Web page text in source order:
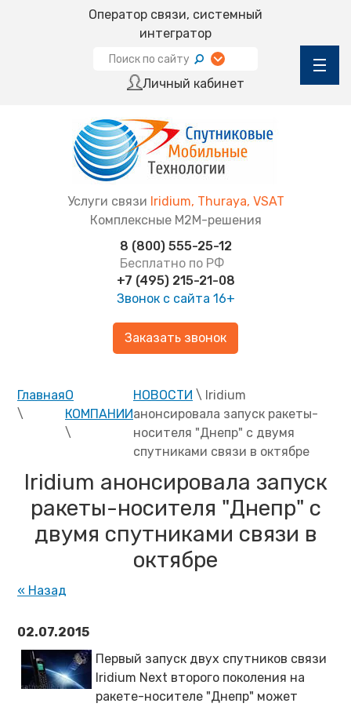
Оператор связи, системный
интегратор
Личный кабинет
Услуги связи Iridium, Thuraya, VSAT
Комплексные М2М-решения
8 (800) 555-25-12
Бесплатно по РФ
+7 (495) 215-21-08
Звонок с сайта 16+
Заказать звонок
Главная
\
О
КОМПАНИИ
\
НОВОСТИ \ Iridium
анонсировала запуск ракеты-
носителя "Днепр" с двумя
спутниками связи в октябре
Iridium анонсировала запуск
ракеты-носителя "Днепр" с
двумя спутниками связи в
октябре
« Назад
02.07.2015
Первый запуск двух спутников связи
Iridium Next второго поколения на
ракете-носителе "Днепр" может